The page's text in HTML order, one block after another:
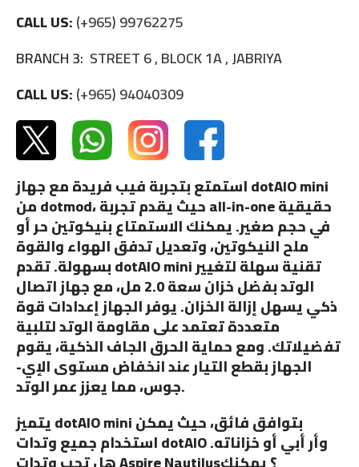
CALL US:(+965) 99762275
BRANCH 3: STREET 6 , BLOCK 1A , JABRIYA
CALL US:(+965) 94040309
استمتع بتجربة فيب فريدة مع جهاز dotAIO mini
من dotmod، حيث يقدم تجربة all-in-one حقيقية
في حجم صغير. يمكنك الاستمتاع بنيكوتين حر أو
ملح النيكوتين، وتعديل تدفق الهواء والقوة
بسهولة. تقدم dotAIO mini تقنية سهلة لتغيير
الوتد بفضل خزان سعة 2.0 مل، مع جهاز اتصال
ذكي يسهل إزالة الخزان. يوفر الجهاز إعدادات قوة
متعددة تعتمد على مقاومة الوتد لتلبية
تفضيلاتك. ومع حماية الحرق الجاف الذكية، يقوم
الجهاز بقطع التيار عند انخفاض مستوى الإي-
جوس، مما يعزز عمر الوتد.
يتميز dotAIO mini بتوافق فائق، حيث يمكن
استخدام جميع وتدات dotAIO وأر أبي أو خزاناته.